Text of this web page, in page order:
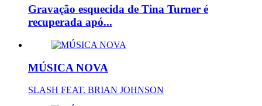
Gravação esquecida de Tina Turner é
recuperada apó...
MÚSICA NOVA
SLASH FEAT. BRIAN JOHNSON